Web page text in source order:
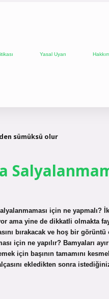
Yasal Uyarı
sümüksü olur
için ne yapmalı?
ama yine de dikkatli olmakta
bırakacak ve hoş bir
için ne yapılır? Bamyaları
için başının tamamını
ekledikten sonra